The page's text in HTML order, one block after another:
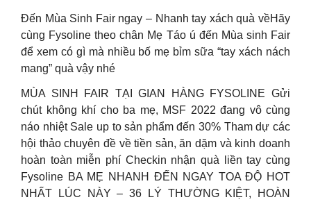
Đến Mùa Sinh Fair ngay – Nhanh tay xách quà vềHãy
cùng Fysoline theo chân Mẹ Táo ú đến Mùa sinh Fair
để xem có gì mà nhiều bố mẹ bỉm sữa “tay xách nách
mang” quà vậy nhé
MÙA SINH FAIR TẠI GIAN HÀNG FYSOLINE Gửi
chút không khí cho ba mẹ, MSF 2022 đang vô cùng
náo nhiệt Sale up to sản phẩm đến 30% Tham dự các
hội thảo chuyên đề về tiền sản, ăn dặm và kinh doanh
hoàn toàn miễn phí Checkin nhận quà liền tay cùng
Fysoline BA MẸ NHANH ĐẾN NGAY TOA ĐỘ HOT
NHẤT LÚC NÀY – 36 LÝ THƯỜNG KIỆT, HOÀN